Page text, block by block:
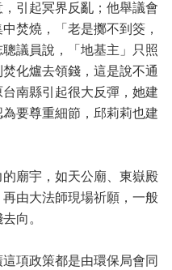
引起冥界反亂；他舉議會
焚燒，「老是擲不到筊，
議員說，「地基主」只照
化爐去領錢，這是說不通
南縣引起很大反彈，她建
要尊重細節，邱莉莉也建
廟宇，如天公廟、東嶽殿
由大法師現場祈願，一般
向。
項政策都是由環保局會同